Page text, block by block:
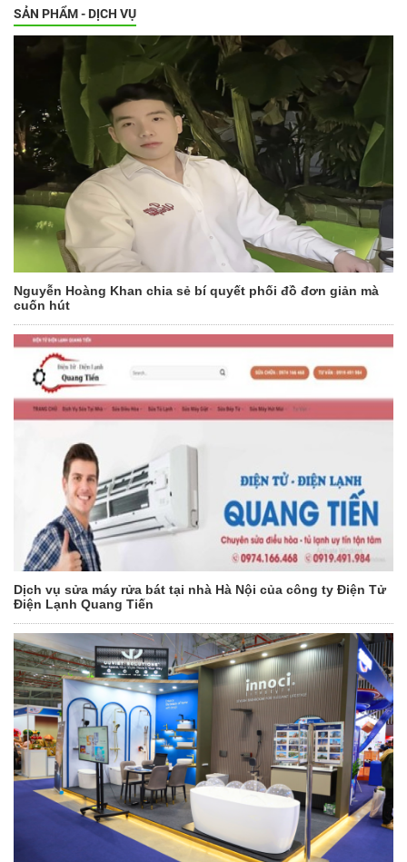
SẢN PHẨM - DỊCH VỤ
Nguyễn Hoàng Khan chia sẻ bí quyết phối đồ đơn giản mà
cuốn hút
Dịch vụ sửa máy rửa bát tại nhà Hà Nội của công ty Điện Tử
Điện Lạnh Quang Tiến